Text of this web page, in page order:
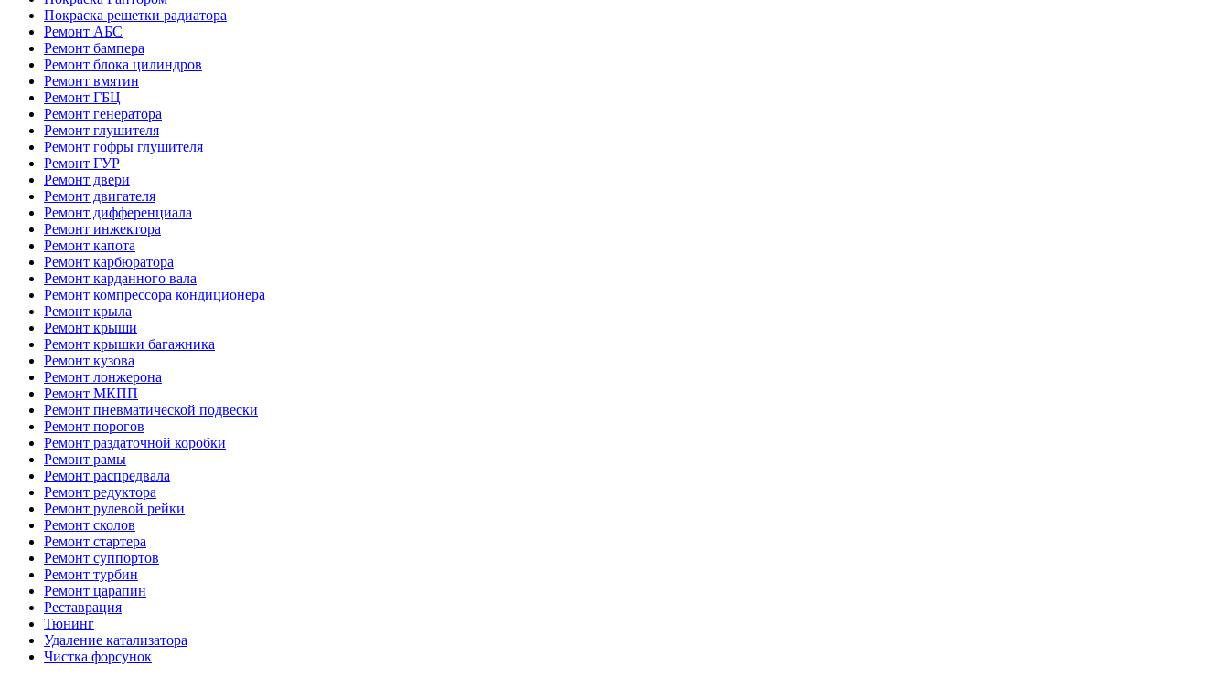
Покраска решетки радиатора
Ремонт АБС
Ремонт бампера
Ремонт блока цилиндров
Ремонт вмятин
Ремонт ГБЦ
Ремонт генератора
Ремонт глушителя
Ремонт гофры глушителя
Ремонт ГУР
Ремонт двери
Ремонт двигателя
Ремонт дифференциала
Ремонт инжектора
Ремонт капота
Ремонт карбюратора
Ремонт карданного вала
Ремонт компрессора кондиционера
Ремонт крыла
Ремонт крыши
Ремонт крышки багажника
Ремонт кузова
Ремонт лонжерона
Ремонт МКПП
Ремонт пневматической подвески
Ремонт порогов
Ремонт раздаточной коробки
Ремонт рамы
Ремонт распредвала
Ремонт редуктора
Ремонт рулевой рейки
Ремонт сколов
Ремонт стартера
Ремонт суппортов
Ремонт турбин
Ремонт царапин
Реставрация
Тюнинг
Удаление катализатора
Чистка форсунок